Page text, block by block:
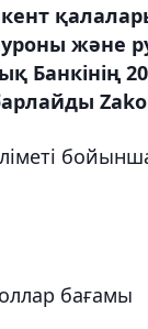
және
Банкінің
бағамы